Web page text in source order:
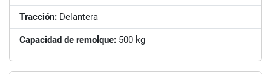
Tracción: Delantera
Capacidad de remolque: 500 kg